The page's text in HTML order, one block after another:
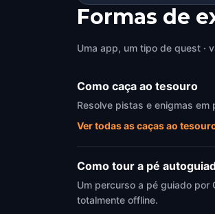
Formas de
Uma app, um tipo de quest ·
Como caça ao tesouro
Resolve pistas e enigmas em
Ver todas as caças ao
Como tour a pé
Um percurso a pé guiado por
totalmente offline.